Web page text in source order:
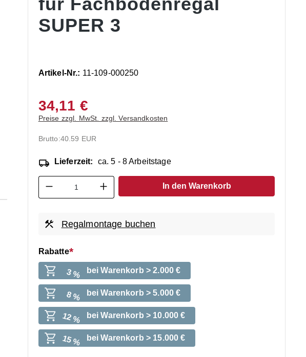
SUPER 3
Artikel-Nr.: 11-109-000250
34,11 €
Preise zzgl. MwSt. zzgl. Versandkosten
Brutto:40.59 EUR
Lieferzeit: ca. 5 - 8 Arbeitstage
Produkt Anzahl: Gib den gewünschten Wert ein
In den Warenkorb
Regalmontage buchen
Rabatte
3 % bei Warenkorb > 2.000 €
8 % bei Warenkorb > 5.000 €
12 % bei Warenkorb > 10.000 €
15 % bei Warenkorb > 15.000 €